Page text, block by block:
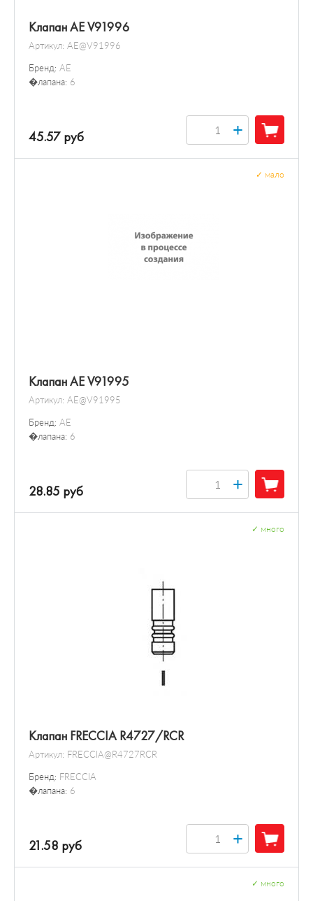
Клапан AE V91996
Артикул: AE@V91996
Бренд: AE
�лапана: 6
45.57 руб +
Клапан AE V91995
Артикул: AE@V91995
Бренд: AE
�лапана: 6
мало
28.85 руб +
Клапан FRECCIA R4727/RCR
Артикул: FRECCIA@R4727RCR
Бренд: FRECCIA
�лапана: 6
много
21.58 руб +
много